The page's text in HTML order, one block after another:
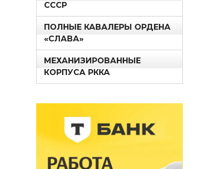
СССР
ПОЛНЫЕ КАВАЛЕРЫ ОРДЕНА
«СЛАВА»
МЕХАНИЗИРОВАННЫЕ
КОРПУСА РККА